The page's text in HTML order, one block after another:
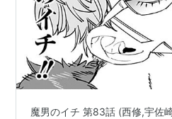
魔男のイチ 第83話 (西修,宇佐